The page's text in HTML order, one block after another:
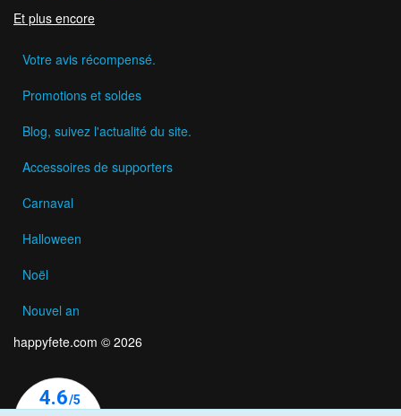
Et plus encore
Votre avis récompensé.
Promotions et soldes
Blog, suivez l'actualité du site.
Accessoires de supporters
Carnaval
Halloween
Noël
Nouvel an
happyfete.com © 2026